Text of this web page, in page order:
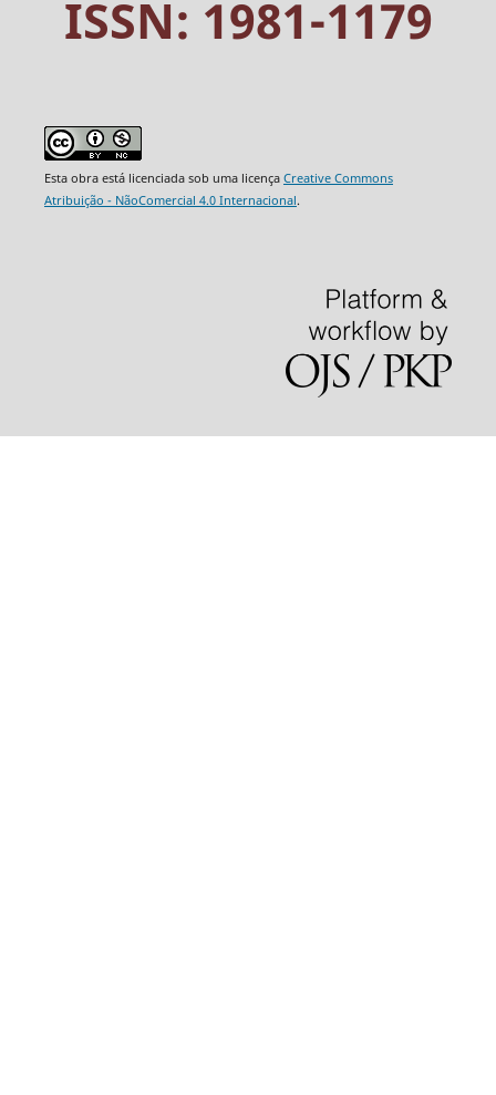
ISSN: 1981-1179
Esta obra está licenciada sob uma licença Creative Commons
Atribuição - NãoComercial 4.0 Internacional.